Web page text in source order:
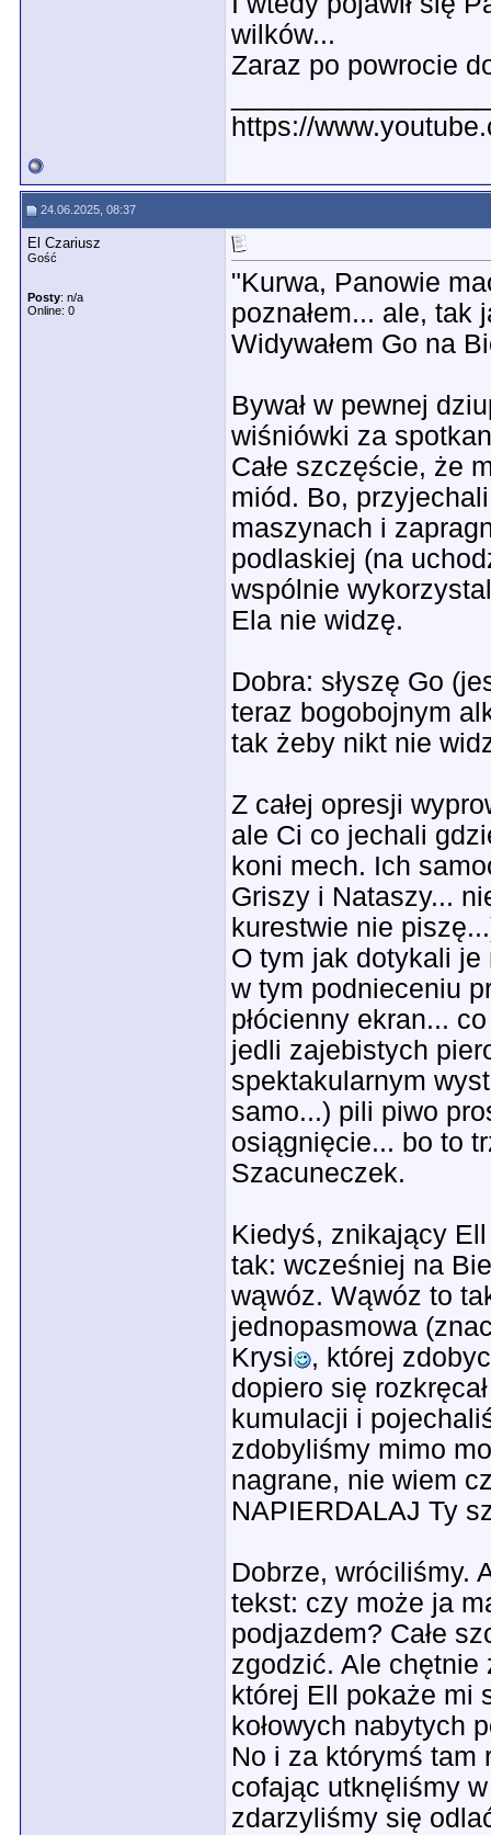
wilków...
Zaraz po powrocie
https://
24.06.2025, 08:37
El Czariusz
Gość
Posty: n/a
Online: 0
"Kurwa, Panowie
poznałem... ale, tak
Widywałem Go na
Bywał w pewnej
wiśniówki za
Całe szczęście, że
miód. Bo,
maszynach i
podlaskiej (na
wspólnie
Ela nie widzę.
Dobra: słyszę Go
teraz bogobojnym
tak żeby nikt nie
Z całej opresji
ale Ci co jechali
koni mech. Ich
Griszy i Nataszy...
kurestwie nie
O tym jak dotykali
w tym podnieceniu
płócienny ekran...
jedli zajebistych
spektakularnym
samo...) pili piwo
osiągnięcie... bo to
Szacuneczek.
Kiedyś, znikający Ell
tak: wcześniej na
wąwóz. Wąwóz to
jednopasmowa
Krysi
, której
dopiero się
kumulacji i
zdobyliśmy mimo
nagrane, nie wiem
NAPIERDALAJ Ty
Dobrze, wróciliśmy.
tekst: czy może ja
podjazdem? Całe
zgodzić. Ale chętnie
której Ell pokaże mi
kołowych nabytych
No i za którymś tam
cofając utknęliśmy
zdarzyliśmy się